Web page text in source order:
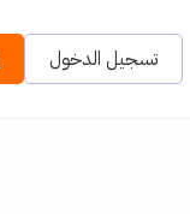
تسجيل الدخول